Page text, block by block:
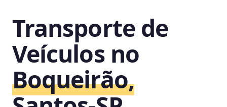
Transporte de
Veículos no
Boqueirão,